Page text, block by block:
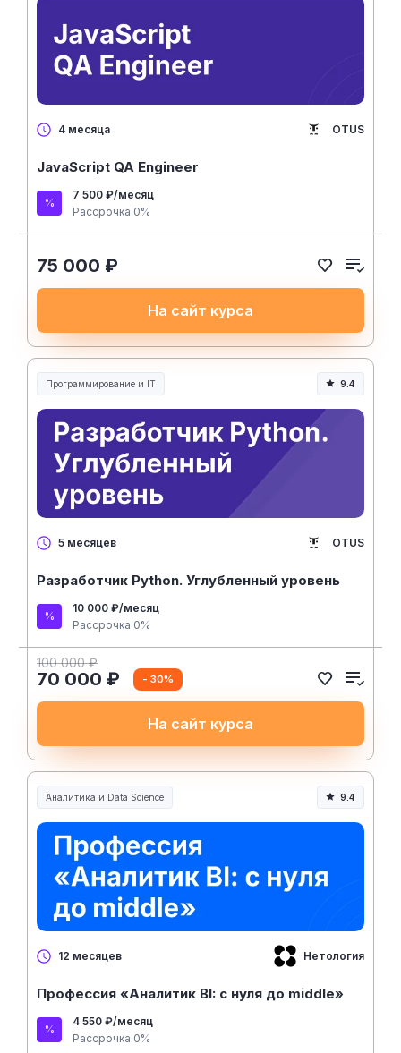
4 месяца OTUS
JavaScript QA Engineer
7 500 ₽/месяц
Рассрочка 0%
75 000 ₽
На сайт курса
Программирование и IT 9.4
5 месяцев OTUS
Разработчик Python. Углубленный уровень
10 000 ₽/месяц
Рассрочка 0%
100 000 ₽
70 000 ₽ - 30%
На сайт курса
Аналитика и Data Science 9.4
12 месяцев Нетология
Профессия «Аналитик BI: с нуля до middle»
4 550 ₽/месяц
Рассрочка 0%